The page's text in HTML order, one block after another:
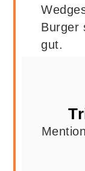
Burger
gut.
Mention